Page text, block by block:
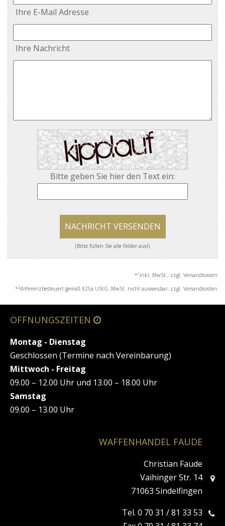
Ihre E-Mail Adresse
Ihre Nachricht
Bitte geben Sie hier den Text ein:
NACHRICHT VERSENDEN
(Bitte füllen Sie alle Felder aus!)
* 1 inkl. MwSt.; zzgl. Versandkosten
*2differenzbesteuert gemäß §25a UStG.;MwSt. nicht ausweisbar; zzgl. Versandkosten
ÖFFNUNGSZEITEN
Montag - Dienstag
Geschlossen (Termine nach Vereinbarung)
Mittwoch - Freitag
09.00 – 12.00 Uhr und 13.00 – 18.00 Uhr
Samstag
09.00 – 13.00 Uhr
WAFFENHANDEL FAUDE
Christian Faude
Vaihinger Str. 14
71063 Sindelfingen
Tel. 0 70 31 / 81 33 53